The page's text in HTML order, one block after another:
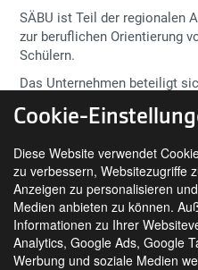
SÄBU ist Teil der regionalen
zur beruflichen Orientierung
Schülern.
Das Unternehmen beteiligt
SIE FINDEN UNS AUCH
Cookie-
Diese Website verwendet
zu verbessern, Websitezugriffe
Anzeigen zu personalisieren
Medien anbieten zu können.
Informationen zu Ihrer
Analytics, Google Ads, Google
Werbung und soziale Medien